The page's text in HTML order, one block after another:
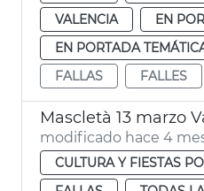
VALENCIA
EN
EN PORTADA
FALLAS
FALLES
Mascletà 13 marzo
modificado hace 4
CULTURA Y FIESTAS